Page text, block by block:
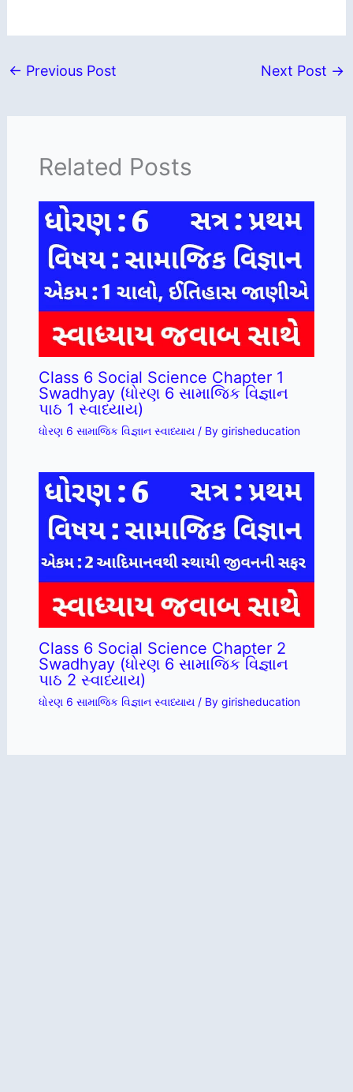
← Previous Post Next Post →
Related Posts
Class 6 Social Science Chapter 1
Swadhyay (ધોરણ 6 સામાજિક વિજ્ઞાન
પાઠ 1 સ્વાધ્યાય)
ધોરણ 6 સામાજિક વિજ્ઞાન સ્વાધ્યાય / By girisheducation
Class 6 Social Science Chapter 2
Swadhyay (ધોરણ 6 સામાજિક વિજ્ઞાન
પાઠ 2 સ્વાધ્યાય)
ધોરણ 6 સામાજિક વિજ્ઞાન સ્વાધ્યાય / By girisheducation